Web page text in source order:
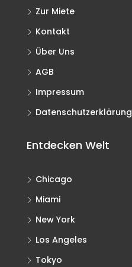
Zur Miete
Kontakt
Über Uns
AGB
Impressum
Datenschutzerklärung
Entdecken Welt
Chicago
Miami
New York
Los Angeles
Tokyo